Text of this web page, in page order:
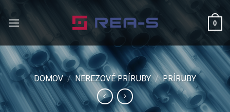
0
DOMOV / NEREZOVÉ PRÍRUBY / PRÍRUBY